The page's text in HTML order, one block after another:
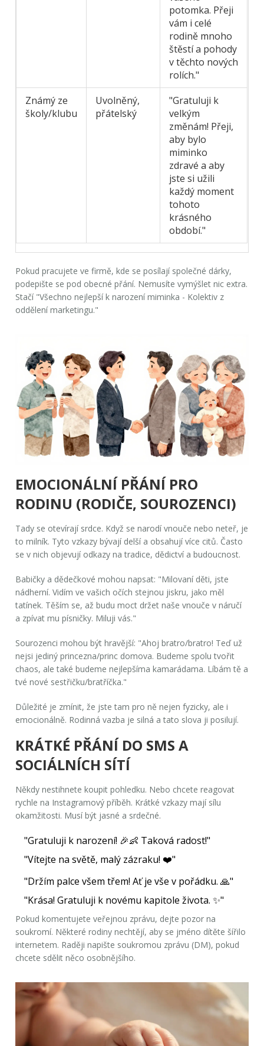
potomka. Přeji
vám i celé
rodině mnoho
štěstí a pohody
v těchto nových
rolích."
Známý ze
školy/klubu
Uvolněný,
přátelský
"Gratuluji k
velkým
změnám! Přeji,
aby bylo
miminko
zdravé a aby
jste si užili
každý moment
tohoto
krásného
období."
Pokud pracujete ve firmě, kde se posílají společné dárky,
podepište se pod obecné přání. Nemusíte vymýšlet nic extra.
Stačí "Všechno nejlepší k narození miminka - Kolektiv z
oddělení marketingu."
EMOCIONÁLNÍ PŘÁNÍ PRO
RODINU (RODIČE, SOUROZENCI)
Tady se otevírají srdce. Když se narodí vnouče nebo neteř, je
to milník. Tyto vzkazy bývají delší a obsahují více citů. Často
se v nich objevují odkazy na tradice, dědictví a budoucnost.
Babičky a dědečkové mohou napsat: "Milovaní děti, jste
nádherní. Vidím ve vašich očích stejnou jiskru, jako měl
tatínek. Těším se, až budu moct držet naše vnouče v náručí
a zpívat mu písničky. Miluji vás."
Sourozenci mohou být hravější: "Ahoj bratro/bratro! Teď už
nejsi jediný princezna/princ domova. Budeme spolu tvořit
chaos, ale také budeme nejlepšíma kamarádama. Líbám tě a
tvé nové sestřičku/bratříčka."
Důležité je zmínit, že jste tam pro ně nejen fyzicky, ale i
emocionálně. Rodinná vazba je silná a tato slova ji posilují.
KRÁTKÉ PŘÁNÍ DO SMS A
SOCIÁLNÍCH SÍTÍ
Někdy nestihnete koupit pohledku. Nebo chcete reagovat
rychle na Instagramový příběh. Krátké vzkazy mají sílu
okamžitosti. Musí být jasné a srdečné.
"Gratuluji k narození! 🎉👶 Taková radost!"
"Vítejte na světě, malý zázraku! ❤️"
"Držím palce všem třem! Ať je vše v pořádku. 🙏"
"Krása! Gratuluji k novému kapitole života. ✨"
Pokud komentujete veřejnou zprávu, dejte pozor na
soukromí. Některé rodiny nechtějí, aby se jméno dítěte šířilo
internetem. Raději napište soukromou zprávu (DM), pokud
chcete sdělit něco osobnějšího.